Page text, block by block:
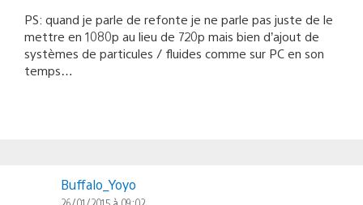
PS: quand je parle de refonte je ne parle pas juste de le
mettre en 1080p au lieu de 720p mais bien d’ajout de
systèmes de particules / fluides comme sur PC en son
temps…
Buffalo_Yoyo